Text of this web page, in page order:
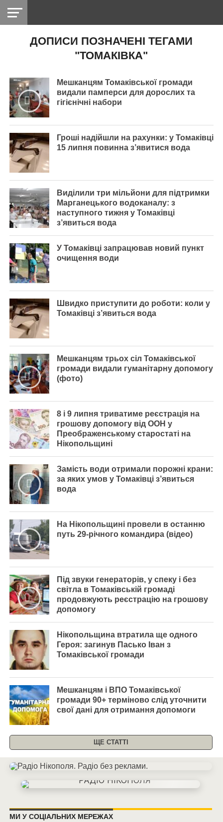
НІКОПОЛЬ
РАДІО
ДОПИСИ ПОЗНАЧЕНІ ТЕГАМИ
"ТОМАКІВКА"
Мешканцям Томаківської громади
видали памперси для дорослих та
гігієнічні набори
Гроші надійшли на рахунки: у Томаківці
15 липня повинна з’явитися вода
Виділили три мільйони для підтримки
Марганецького водоканалу: з
наступного тижня у Томаківці
з’явиться вода
У Томаківці запрацював новий пункт
очищення води
Швидко приступити до роботи: коли у
Томаківці з’явиться вода
Мешканцям трьох сіл Томаківської
громади видали гуманітарну допомогу
(фото)
8 і 9 липня триватиме реєстрація на
грошову допомогу від ООН у
Преображенському старостаті на
Нікопольщині
Замість води отримали порожні крани:
за яких умов у Томаківці з’явиться
вода
На Нікопольщині провели в останню
путь 29-річного командира (відео)
Під звуки генераторів, у спеку і без
світла в Томаківській громаді
продовжують реєстрацію на грошову
допомогу
Нікопольщина втратила ще одного
Героя: загинув Пасько Іван з
Томаківської громади
Мешканцям і ВПО Томаківської
громади 90+ терміново слід уточнити
свої дані для отримання допомоги
ЩЕ СТАТТІ
МИ У СОЦІАЛЬНИХ МЕРЕЖАХ